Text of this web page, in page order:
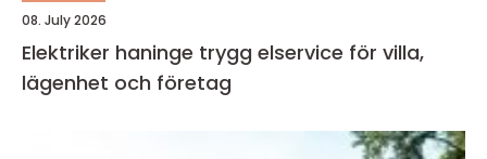
08. July 2026
Elektriker haninge trygg elservice för villa,
lägenhet och företag